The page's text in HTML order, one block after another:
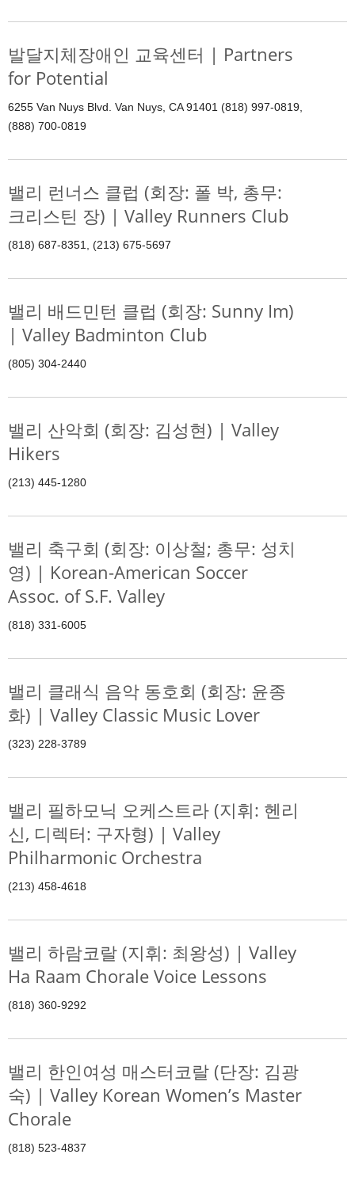
발달지체장애인 교육센터 | Partners
for Potential
6255 Van Nuys Blvd. Van Nuys, CA 91401 (818) 997-0819,
(888) 700-0819
밸리 런너스 클럽 (회장: 폴 박, 총무:
크리스틴 장) | Valley Runners Club
(818) 687-8351, (213) 675-5697
밸리 배드민턴 클럽 (회장: Sunny Im)
| Valley Badminton Club
(805) 304-2440
밸리 산악회 (회장: 김성현) | Valley
Hikers
(213) 445-1280
밸리 축구회 (회장: 이상철; 총무: 성치
영) | Korean-American Soccer
Assoc. of S.F. Valley
(818) 331-6005
밸리 클래식 음악 동호회 (회장: 윤종
화) | Valley Classic Music Lover
(323) 228-3789
밸리 필하모닉 오케스트라 (지휘: 헨리
신, 디렉터: 구자형) | Valley
Philharmonic Orchestra
(213) 458-4618
밸리 하람코랄 (지휘: 최왕성) | Valley
Ha Raam Chorale Voice Lessons
(818) 360-9292
밸리 한인여성 매스터코랄 (단장: 김광
숙) | Valley Korean Women’s Master
Chorale
(818) 523-4837